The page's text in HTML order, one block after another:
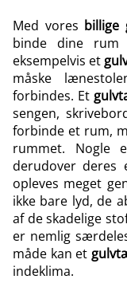
Med vores billige
binde dine
eksempelvis et
måske
forbindes. Et
sengen,
forbinde et rum,
rummet. Nogle
derudover deres
opleves meget
ikke bare lyd, de
af de skadelige
er nemlig
måde kan et
indeklima.